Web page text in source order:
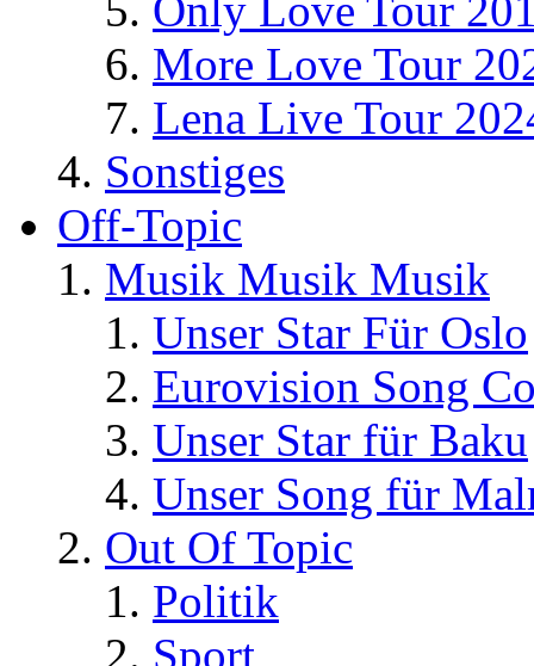
Only Love Tour
More Love Tour
Lena Live Tour
Sonstiges
Off-Topic
Musik Musik Musik
Unser Star Für Oslo
Eurovision Song
Unser Star für Baku
Unser Song für
Out Of Topic
Politik
Sport